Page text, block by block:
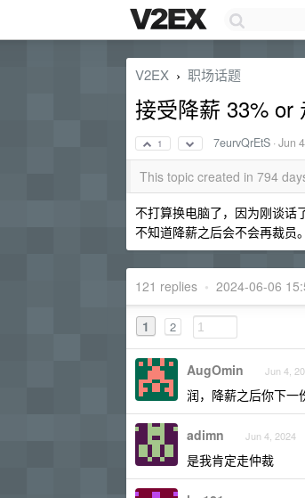
V2EX › 职场话题
接受降薪 33% or
1 7eurvQrEtS ·Jun
This topic created in 794
不打算换电脑了，因为刚谈话
不知道降薪之后会不会再裁员
121 replies • 2024-06-06
1 2
AugOmin Jun 4,
润，降薪之后你下一
adimn Jun 4, 2024
是我肯定走仲裁